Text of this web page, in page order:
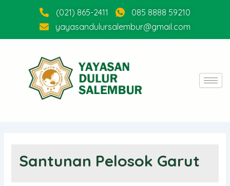
(021) 865-2411
085 8888 59210
yayasandulursalembur@gmail.com
Santunan Pelosok Garut